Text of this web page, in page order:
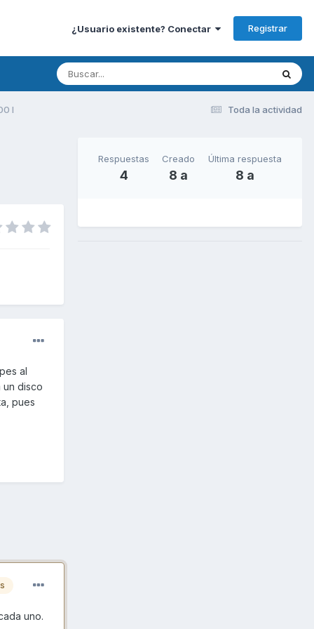
¿Usuario existente? Conectar Registrar
Toda la actividad
I
al
un disco
pues
uno.
Respuestas
4
Creado
8 a
Última respuesta
8 a